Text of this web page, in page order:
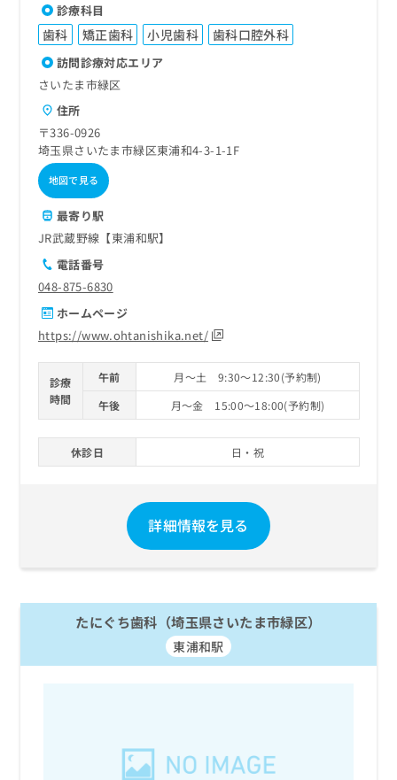
診療科目
歯科 矯正歯科 小児歯科 歯科口腔外科
訪問診療対応エリア
さいたま市緑区
住所
〒336-0926
埼玉県さいたま市緑区東浦和4-3-1-1F
地図で見る
最寄り駅
JR武蔵野線【東浦和駅】
電話番号
048-875-6830
ホームページ
https://www.ohtanishika.net/
診療
時間
午前
月～土 9:30～12:30(予約制)
午後
月～金 15:00～18:00(予約制)
休診日 日・祝
詳細情報を見る
たにぐち歯科（埼玉県さいたま市緑区）
東浦和駅